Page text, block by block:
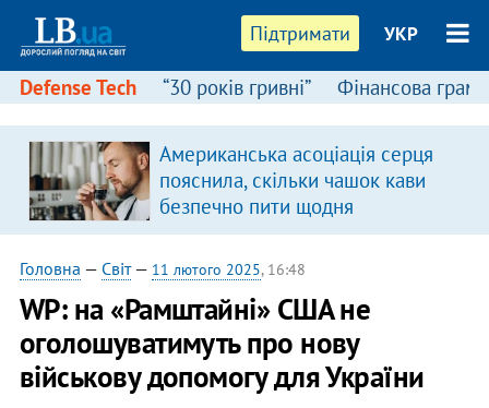
Підтримати УКР
Defense Tech “30 років гривні” Фінансова
Американська асоціація серця
пояснила, скільки чашок кави
безпечно пити щодня
Головна — Світ— 11 лютого 2025, 16:48
WP: на «Рамштайні» США не
оголошуватимуть про нову
військову допомогу для України